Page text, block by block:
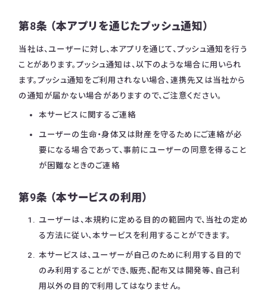
第8条 （本アプリを通じたプッシュ通知）
当社は、ユーザーに対し、本アプリを通じて、プッシュ通知を行う
ことがあります。プッシュ通知は、以下のような場合に用いられ
ます。プッシュ通知をご利用されない場合、連携先又は当社から
の通知が届かない場合がありますので、ご注意ください。
本サービスに関するご連絡
ユーザーの生命・身体又は財産を守るためにご連絡が必
要になる場合であって、事前にユーザーの同意を得ること
が困難なときのご連絡
第9条 （本サービスの利用）
ユーザーは、本規約に定める目的の範囲内で、当社の定め
る方法に従い、本サービスを利用することができます。
本サービスは、ユーザーが自己のために利用する目的で
のみ利用することができ、販売、配布又は開発等、自己利
用以外の目的で利用してはなりません。